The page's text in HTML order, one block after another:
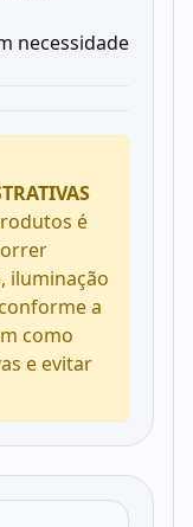
necessidade
é
iluminação
a
como
e evitar